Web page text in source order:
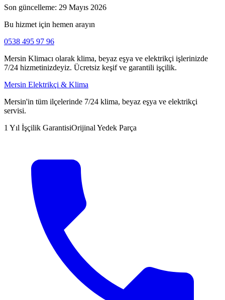
Son güncelleme: 29 Mayıs 2026
Bu hizmet için hemen arayın
0538 495 97 96
Mersin Klimacı olarak klima, beyaz eşya ve elektrikçi işlerinizde
7/24 hizmetinizdeyiz. Ücretsiz keşif ve garantili işçilik.
Mersin Elektrikçi & Klima
Mersin'in tüm ilçelerinde 7/24 klima, beyaz eşya ve elektrikçi
servisi.
1 Yıl İşçilik GarantisiOrijinal Yedek Parça